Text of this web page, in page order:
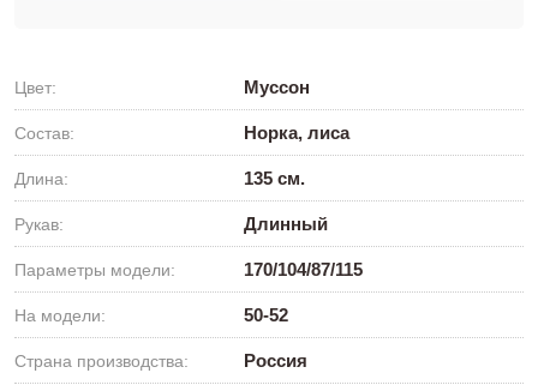
Цвет: Муссон
Состав: Норка, лиса
Длина: 135 см.
Рукав: Длинный
Параметры модели: 170/104/87/115
На модели: 50-52
Страна производства: Россия